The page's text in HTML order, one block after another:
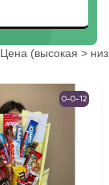
Цена (высокая >
0-0-12